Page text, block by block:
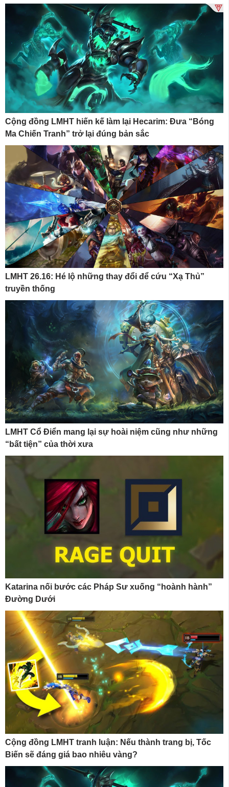
Cộng đồng LMHT hiến kế làm lại Hecarim: Đưa “Bóng
Ma Chiến Tranh” trở lại đúng bản sắc
LMHT 26.16: Hé lộ những thay đổi để cứu “Xạ Thủ”
truyền thống
LMHT Cổ Điển mang lại sự hoài niệm cũng như những
“bất tiện” của thời xưa
Katarina nối bước các Pháp Sư xuống “hoành hành”
Đường Dưới
Cộng đồng LMHT tranh luận: Nếu thành trang bị, Tốc
Biến sẽ đáng giá bao nhiêu vàng?